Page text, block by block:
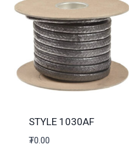
STYLE 1030AF
₮0.00